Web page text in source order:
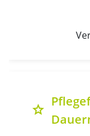
grade